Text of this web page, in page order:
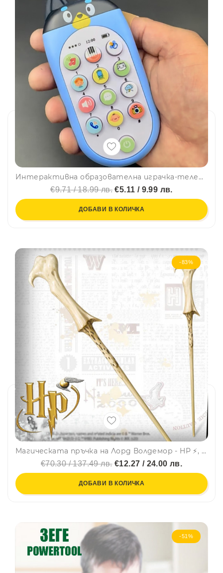
Интерактивна образователна играчка-телефон с десет мелодии и цифри Jack Blue
€9.71 / 18.99 лв. €5.11 / 9.99 лв.
ДОБАВИ В КОЛИЧКА
-83%
Магическата пръчка на Лорд Волдемор - HP ⚡, колекционерска пръчка
€70.30 / 137.49 лв.€12.27 / 24.00 лв.
ДОБАВИ В КОЛИЧКА
-51%